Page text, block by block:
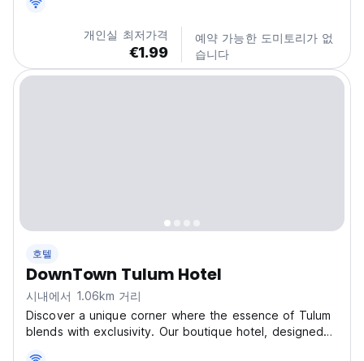
desk, a lift and luggage storage for guests. Bakal
Tulum By Lockey features accommodation situated
개인실 최저가격
€1.99
예약 가능한 도미토리가 없
습니다
호텔
DownTown Tulum Hotel
시내에서 1.06km 거리
Discover a unique corner where the essence of Tulum
blends with exclusivity. Our boutique hotel, designed